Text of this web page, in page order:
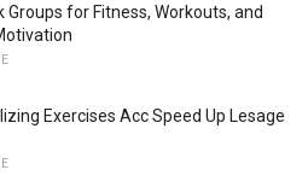
Groups for Fitness, Workouts, and
Exercises Acc Speed ​​Up Lesage